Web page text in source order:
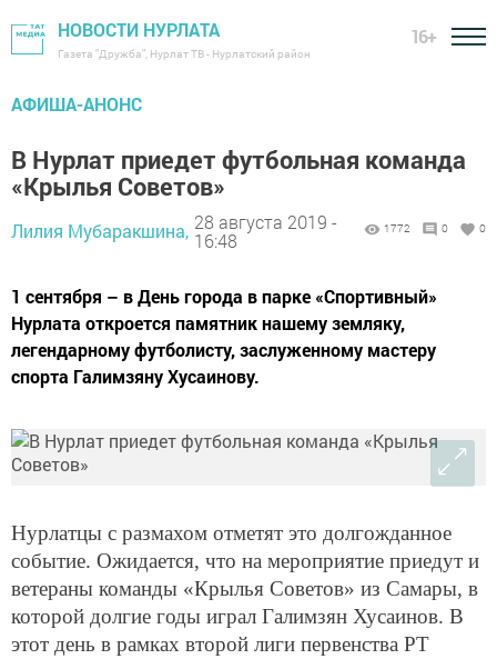
НОВОСТИ НУРЛАТА
Газета "Дружба", Нурлат ТВ - Нурлатский район
16+
АФИША-АНОНС
В Нурлат приедет футбольная команда
«Крылья Советов»
Лилия Мубаракшина, 28 августа 2019 -
16:48
1772 0 0
1 сентября – в День города в парке «Спортивный»
Нурлата откроется памятник нашему земляку,
легендарному футболисту, заслуженному мастеру
спорта Галимзяну Хусаинову.
Нурлатцы с размахом отметят это долгожданное
событие. Ожидается, что на мероприятие приедут и
ветераны команды «Крылья Советов» из Самары, в
которой долгие годы играл Галимзян Хусаинов. В
этот день в рамках второй лиги первенства РТ